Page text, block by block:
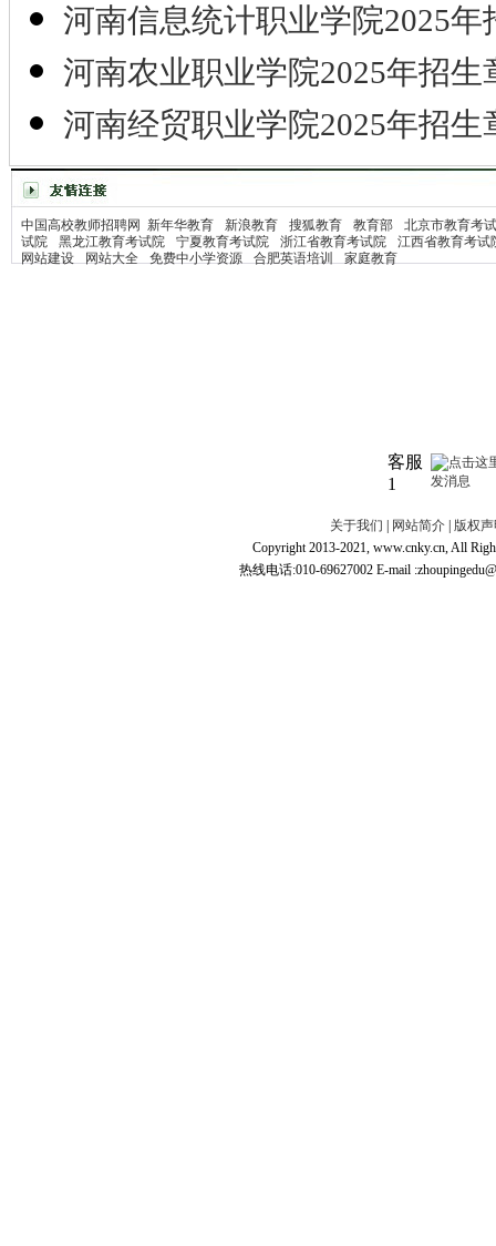
河南信息统计职业学院2025年
河南农业职业学院2025年招生
河南经贸职业学院2025年招生
中国高校教师招聘网 新年华教育 新浪教育 搜狐教育 教育部
北京市教育考
试院
黑龙江教育考试院 宁夏教育考试院 浙江省教育考试院
江西省教育考试
网站建设
网站大全 免费中小学资源 合肥英语培训 家庭教育
客服
1
关于我们 | 网站简介 | 版权
Copyright 2013-2021, www.cnky.cn, All
热线电话:010-69627002 E-mail